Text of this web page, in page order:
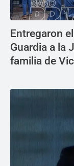
Entregaron
Guardia a la
familia de